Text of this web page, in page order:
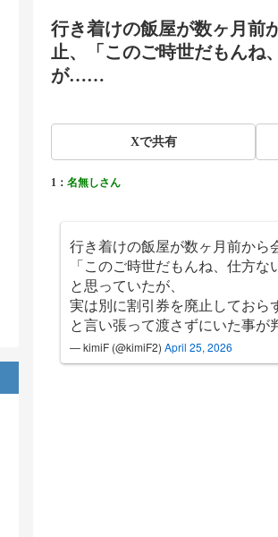
行き着けの飯屋が数ヶ月前
止、「このご時世だもんね
が……
Xで共有
1： 名無しさん
行き着けの飯屋が数ヶ月前から
「このご時世だもんね、仕方な
と思っていたが、
実は別に割引券を廃止しておら
と言い張って渡さずにいた事が
— kimiF (@kimiF2) April 25, 2026